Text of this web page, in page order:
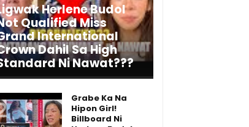
Herlene Budol
Qualified Miss
International
Dahil Sa High
Ni Nawat???
Grabe Ka Na
Hipon Girl!
Billboard Ni